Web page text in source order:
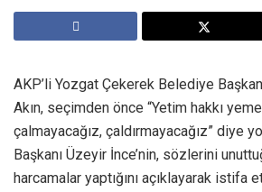
AKP’li Yozgat Çekerek Belediye Başkan
Akın, seçimden önce “Yetim hakkı
çalmayacağız, çaldırmayacağız” diye
Başkanı Üzeyir İnce’nin, sözlerini
harcamalar yaptığını açıklayarak istifa